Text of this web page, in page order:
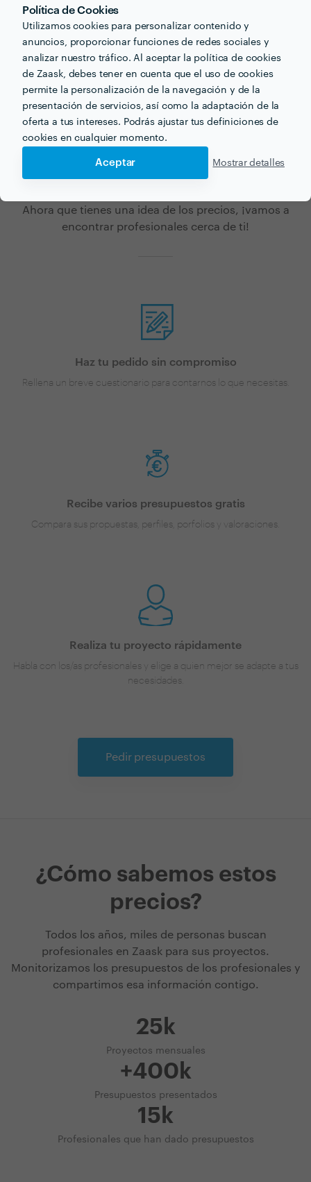
Política de Cookies
Utilizamos cookies para personalizar contenido y
anuncios, proporcionar funciones de redes sociales y
analizar nuestro tráfico. Al aceptar la política de cookies
de Zaask, debes tener en cuenta que el uso de cookies
permite la personalización de la navegación y de la
presentación de servicios, así como la adaptación de la
oferta a tus intereses. Podrás ajustar tus definiciones de
cookies en cualquier momento.
Aceptar Mostrar detalles
amplia gama de opciones pueden ser la solución más
adecuada para muchos clientes y clientas.
¿Buscas entrega para tu
próximo proyecto?
Ahora que tienes una idea de los precios, ¡vamos a
encontrar profesionales cerca de ti!
Haz tu pedido sin compromiso
Rellena un breve cuestionario para contarnos lo que necesitas.
Recibe varios presupuestos gratis
Compara sus propuestas, perfiles, porfolios y valoraciones.
Realiza tu proyecto rápidamente
Habla con los/as profesionales y elige a quien mejor se adapte a tus
necesidades.
Pedir presupuestos
¿Cómo sabemos estos
precios?
Todos los años, miles de personas buscan
profesionales en Zaask para sus proyectos.
Monitorizamos los presupuestos de los profesionales y
compartimos esa información contigo.
25k
Proyectos mensuales
+400k
Presupuestos presentados
15k
Profesionales que han dado presupuestos